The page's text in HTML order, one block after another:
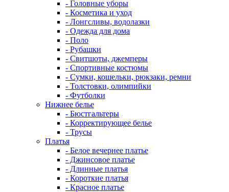
- Головные уборы
- Косметика и уход
- Лонгсливы, водолазки
- Одежда для дома
- Поло
- Рубашки
- Свитшоты, джемперы
- Спортивные костюмы
- Сумки, кошельки, рюкзаки, ремни
- Толстовки, олимпийки
- Футболки
Нижнее белье
- Бюстгальтеры
- Корректирующее белье
- Трусы
Платья
- Белое вечернее платье
- Джинсовое платье
- Длинные платья
- Короткие платья
- Красное платье